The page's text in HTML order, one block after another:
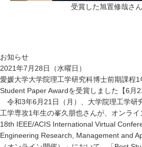
受賞した旭置修哉さん
お知らせ
2021年7月28日（水曜日）
愛媛大学大学院理工学研究科博士前期課程
Student Paper Awardを受賞しました【6月
令和3年6月21日（月）、大学院理工学研
工学専攻1年生の峯久朋也さんが、オンラ
18th IEEE/ACIS International Virtual
Engineering Research, Management and